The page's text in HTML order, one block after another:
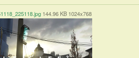
144.96 KB 1024x768